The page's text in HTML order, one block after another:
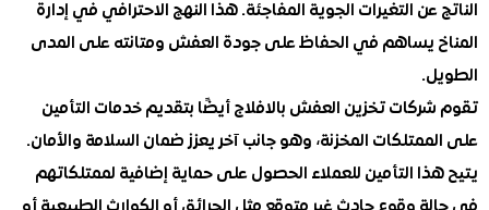
التغيرات الجوية المفاجئة. هذا النهج الاحترافي في إدارة
يساهم في الحفاظ على جودة العفش ومتانته على المدى
تخزين العفش بالافلاج أيضًا بتقديم خدمات التأمين
المخزنة، وهو جانب آخر يعزز ضمان السلامة والأمان.
التأمين للعملاء الحصول على حماية إضافية لممتلكاتهم